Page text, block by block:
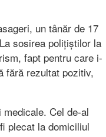
un tânăr de 17
sosirea polițiștilor la
fapt pentru care i-
fără rezultat pozitiv,
Cel de-al
plecat la domiciliul